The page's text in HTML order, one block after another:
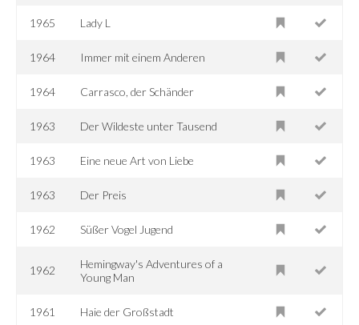
1965 Lady L
1964 Immer mit einem Anderen
1964 Carrasco, der Schänder
1963 Der Wildeste unter Tausend
1963 Eine neue Art von Liebe
1963 Der Preis
1962 Süßer Vogel Jugend
1962
Hemingway's Adventures of a
Young Man
1961 Haie der Großstadt